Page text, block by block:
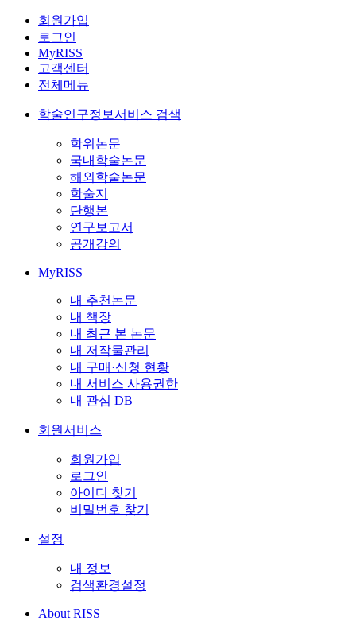
회원가입
로그인
MyRISS
고객센터
전체메뉴
학술연구정보서비스 검색
학위논문
국내학술논문
해외학술논문
학술지
단행본
연구보고서
공개강의
MyRISS
내 추천논문
내 책장
내 최근 본 논문
내 저작물관리
내 구매·신청 현황
내 서비스 사용권한
내 관심 DB
회원서비스
회원가입
로그인
아이디 찾기
비밀번호 찾기
설정
내 정보
검색환경설정
About RISS